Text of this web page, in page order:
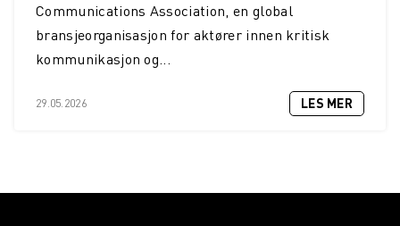
Communications Association, en global
bransjeorganisasjon for aktører innen kritisk
kommunikasjon og...
29.05.2026 LES MER